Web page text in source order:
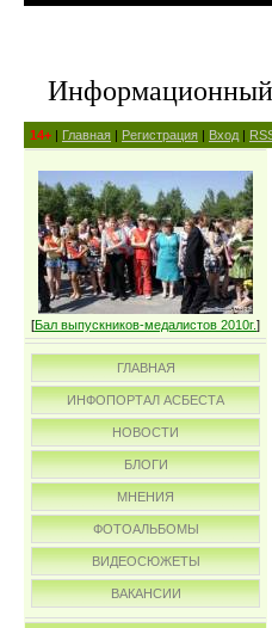
14+ | Главная | Регистрация | Вход |
[Бал выпускников-медалистов 2010г.]
ГЛАВНАЯ
ИНФОПОРТАЛ АСБЕСТА
НОВОСТИ
БЛОГИ
МНЕНИЯ
ФОТОАЛЬБОМЫ
ВИДЕОСЮЖЕТЫ
ВАКАНСИИ